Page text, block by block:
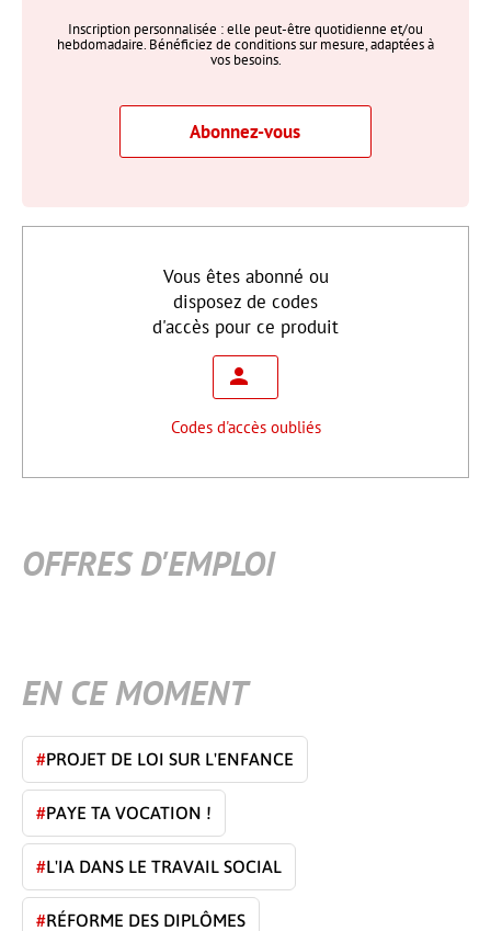
Inscription personnalisée : elle peut-être quotidienne et/ou
hebdomadaire. Bénéficiez de conditions sur mesure, adaptées à
vos besoins.
Abonnez-vous
Vous êtes abonné ou
disposez de codes
d'accès pour ce produit
Codes d'accès oubliés
OFFRES D'EMPLOI
EN CE MOMENT
#PROJET DE LOI SUR L'ENFANCE
#PAYE TA VOCATION !
#L'IA DANS LE TRAVAIL SOCIAL
#RÉFORME DES DIPLÔMES